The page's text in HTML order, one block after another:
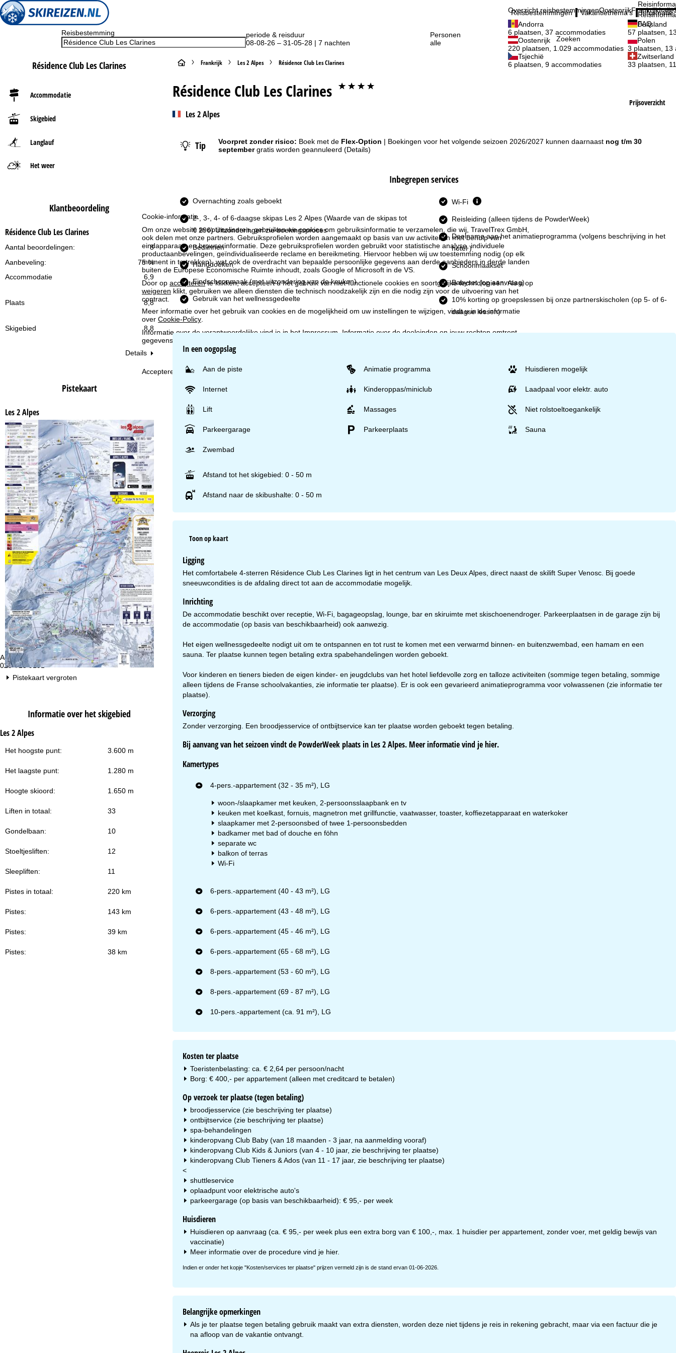
Cookie-informatie
Om onze website te optimaliseren, gebruiken we cookies om gebruiksinformatie te verzamelen, die wij, TravelTrex GmbH,
ook delen met onze partners. Gebruiksprofielen worden aangemaakt op basis van uw activiteiten met behulp van
eindapparaat- en browserinformatie. Deze gebruiksprofielen worden gebruikt voor statistische analyse, individuele
productaanbevelingen, geïndividualiseerde reclame en bereikmeting. Hiervoor hebben wij uw toestemming nodig (op elk
moment in te trekken), wat ook de overdracht van bepaalde persoonlijke gegevens aan derde aanbieders in derde landen
buiten de Europese Economische Ruimte inhoudt, zoals Google of Microsoft in de VS.
Door op accepterente klikken, accepteert u het gebruik van niet-functionele cookies en soortgelijke technologieën. Als u op
weigeren klikt, gebruiken we alleen diensten die technisch noodzakelijk zijn en die nodig zijn voor de uitvoering van het
contract.
Meer informatie over het gebruik van cookies en de mogelijkheid om uw instellingen te wijzigen, vindt u in de informatie
over Cookie-Policy.
Informatie over de verantwoordelijke vind je in hetImpressum. Informatie over de doeleinden en jouw rechten omtrent
gegevensbescherming vind je onze
Accepteren
Advies
020-713 9191
Openingstijden
vr:
09:00-14:00
za-zo:
gesloten
Advies
Reisbestemmingen
Overzicht reisbestemmingenOostenrijkFrankrijkItalië
Andorra
6 plaatsen, 37 accommodaties
Duitsland
57 plaatsen,
Oostenrijk
220 plaatsen, 1.029 accommodaties
Polen
3 plaatsen, 13
Tsjechië
6 plaatsen, 9 accommodaties
Zwitserland
33 plaatsen,
Vakantiethema's Informatie
FAQ
Reisbestemming
periode & reisduur
08-08-26 – 31-05-28 | 7 nachten
Personen
alle
Zoeken
Résidence Club Les Clarines
Accommodatie
Skigebied
Langlauf
Het weer
Klantbeoordeling
Résidence Club Les Clarines
8
Aantal beoordelingen:
75 %
Aanbeveling:
Accommodatie
6,9
Plaats 8,8
Skigebied 8,8
Details
Pistekaart
Les 2 Alpes
Pistekaart vergroten
Informatie over het skigebied
Les 2 Alpes
Het hoogste punt: 3.600 m
Het laagste punt: 1.280 m
Hoogte skioord: 1.650 m
Liften in totaal: 33
Gondelbaan: 10
Stoeltjesliften: 12
Sleepliften: 11
Pistes in totaal: 220 km
Pistes: 143 km
Pistes: 39 km
Pistes: 38 km
S
t
g
i
n
a
Frankrijk Les 2 Alpes Résidence Club Les Clarines
Résidence Club Les Clarines ****
Les 2 Alpes
Prijsoverzicht
Tip Voorpret zonder risico: Boek met de Flex-Option | Boekingen voor het volgende seizoen 2026/2027 kunnen daarnaast nog t/m 30
septembergratis worden geannuleerd (Details)
Inbegrepen services
Overnachting zoals geboekt
2-, 3-, 4- of 6-daagse skipas Les 2 Alpes(Waarde van de skipas tot
€ 296) Uitzonderingen zie boekingsproces
Bedlinnen
Handdoeken
Eindschoonmaak (met uitzondering van de keuken)
Gebruik van het wellnessgedeelte
Wi-Fi
Reisleiding (alleen tijdens de PowderWeek)
Deelname aan het animatieprogramma (volgens beschrijving in het
hotel )
Schoonmaakset
Babyset (op aanvraag)
10% korting op groepslessen bij onze partnerskischolen (op 5- of 6-
daagse lessen)
In een oogopslag
Aan de piste Animatie programma Huisdieren mogelijk
Internet Kinderoppas/miniclub Laadpaal voor elektr. auto
Lift Massages Niet rolstoeltoegankelijk
Parkeergarage Parkeerplaats Sauna
Zwembad
Afstand tot het skigebied: 0 - 50 m
Afstand naar de skibushalte: 0 - 50 m
Toon op kaart
Ligging
Het comfortabele 4-sterren Résidence Club Les Clarines ligt in het centrum van Les Deux Alpes, direct naast de skilift Super Venosc. Bij goede
sneeuwcondities is de afdaling direct tot aan de accommodatie mogelijk.
Inrichting
De accommodatie beschikt over receptie, Wi-Fi, bagageopslag, lounge, bar en skiruimte met skischoenendroger. Parkeerplaatsen in de garage zijn bij
de accommodatie (op basis van beschikbaarheid) ook aanwezig.
Het eigen wellnessgedeelte nodigt uit om te ontspannen en tot rust te komen met een verwarmd binnen- en buitenzwembad, een hamam en een
sauna. Ter plaatse kunnen tegen betaling extra spabehandelingen worden geboekt.
Voor kinderen en tieners bieden de eigen kinder- en jeugdclubs van het hotel liefdevolle zorg en talloze activiteiten (sommige tegen betaling, sommige
alleen tijdens de Franse schoolvakanties, zie informatie ter plaatse). Er is ook een gevarieerd animatieprogramma voor volwassenen (zie informatie ter
plaatse).
Verzorging
Zonder verzorging. Een broodjesservice of ontbijtservice kan ter plaatse worden geboekt tegen betaling.
Bij aanvang van het seizoen vindt de PowderWeek plaats in Les 2 Alpes. Meer informatie vind jehier.
Kamertypes
4-pers.-appartement (32 - 35 m²), LG
woon-/slaapkamer met keuken, 2-persoonsslaapbank en tv
keuken met koelkast, fornuis, magnetron met grillfunctie, vaatwasser, toaster, koffiezetapparaat en waterkoker
slaapkamer met 2-persoonsbed of twee 1-persoonsbedden
badkamer met bad of douche en föhn
separate wc
balkon of terras
Wi-Fi
6-pers.-appartement (40 - 43 m²), LG
6-pers.-appartement (43 - 48 m²), LG
6-pers.-appartement (45 - 46 m²), LG
6-pers.-appartement (65 - 68 m²), LG
8-pers.-appartement (53 - 60 m²), LG
8-pers.-appartement (69 - 87 m²), LG
10-pers.-appartement (ca. 91 m²), LG
Kosten ter plaatse
Toeristenbelasting: ca. € 2,64 per persoon/nacht
Borg: € 400,- per appartement (alleen met creditcard te betalen)
Op verzoek ter plaatse (tegen betaling)
broodjesservice (zie beschrijving ter plaatse)
ontbijtservice (zie beschrijving ter plaatse)
spa-behandelingen
kinderopvang Club Baby (van 18 maanden - 3 jaar, na aanmelding vooraf)
kinderopvang Club Kids & Juniors (van 4 - 10 jaar, zie beschrijving ter plaatse)
kinderopvang Club Tieners & Ados (van 11 - 17 jaar, zie beschrijving ter plaatse)
<
shuttleservice
oplaadpunt voor elektrische auto's
parkeergarage (op basis van beschikbaarheid): € 95,- per week
Huisdieren
Huisdieren op aanvraag (ca. € 95,- per week plus een extra borg van € 100,-, max. 1 huisdier per appartement, zonder voer, met geldig bewijs van
vaccinatie)
Meer informatie over de procedure vind je hier.
Indien er onder het kopje "Kosten/services ter plaatse" prijzen vermeld zijn is de stand ervan 01-06-2026.
Belangrijke opmerkingen
Als je ter plaatse tegen betaling gebruik maakt van extra diensten, worden deze niet tijdens je reis in rekening gebracht, maar via een factuur die je
na afloop van de vakantie ontvangt.